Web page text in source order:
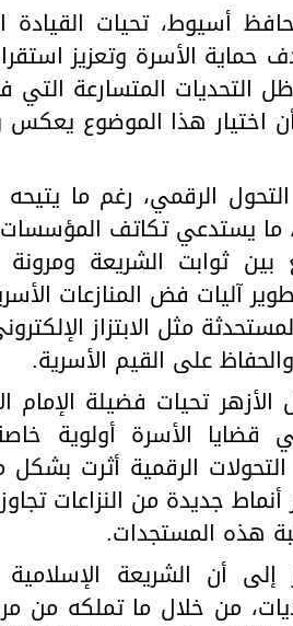
أسيوط، تحيات القيادة
التحديات المتسارعة التي
اختيار هذا الموضوع يعكس
الرقمي، رغم ما
ما يستدعي تكاتف المؤسسات
بين ثوابت الشريعة
آليات فض المنازعات
مثل الابتزاز
على القيم الأسرية.
تحيات فضيلة الإمام
قضايا الأسرة أولوية خاصة
الرقمية أثرت بشكل
جديدة من النزاعات
هذه المستجدات.
إلى أن الشريعة
من خلال ما تملكه من